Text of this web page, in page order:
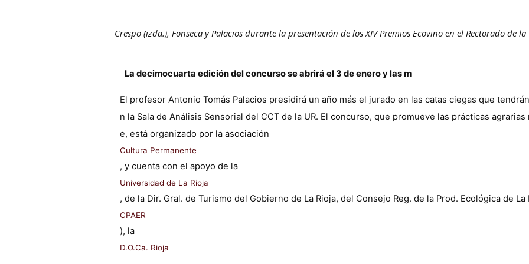
Crespo (izda.), Fonseca y Palacios durante la presentación de los XIV Premios Ecovino en el Rectorado de
La decimocuarta edición del concurso se abrirá el 3 de enero y las m
El profesor Antonio Tomás Palacios presidirá un año más el jurado en las catas ciegas que
n la Sala de Análisis Sensorial del CCT de la UR. El concurso, que promueve las prácticas
e, está organizado por la asociación
Cultura Permanente
, y cuenta con el apoyo de la
Universidad de La Rioja
, de la Dir. Gral. de Turismo del Gobierno de La Rioja, del Consejo Reg. de la Prod. Ecológica de La
CPAER
), la
D.O.Ca. Rioja